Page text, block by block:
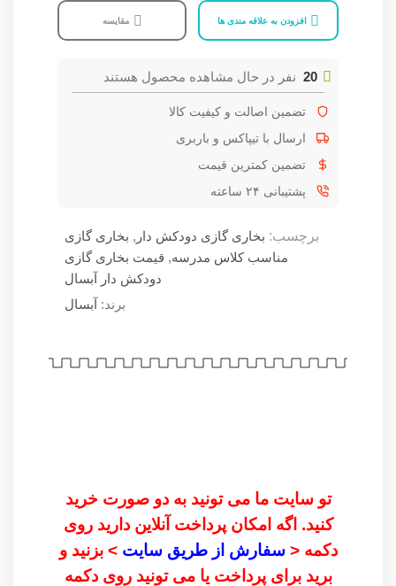
افزودن به علاقه مندی ها مقایسه
20 نفر در حال مشاهده محصول هستند
تضمین اصالت و کیفیت کالا
ارسال با تیپاکس و باربری
تضمین کمترین قیمت
پشتیبانی ۲۴ ساعته
برچسب: بخاری گازی دودکش دار , بخاری گازی
مناسب کلاس مدرسه, قیمت بخاری گازی
دودکش دار آبسال
برند: آبسال
تو سایت ما می تونید به دو صورت خرید
کنید. اگه امکان پرداخت آنلاین دارید روی
دکمه <سفارش از طریق سایت> بزنید و
برید برای پرداخت یا می تونید روی دکمه